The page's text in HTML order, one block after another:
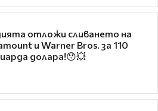
отложи сливането на
и Warner Bros. за 110
долара!😯💥